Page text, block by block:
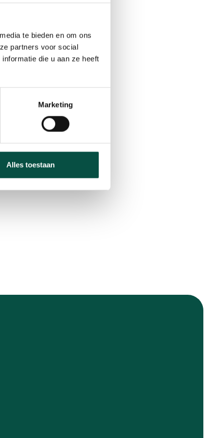
te bieden en om ons
partners voor social
die u aan ze heeft
Marketing
Alles toestaan
van de Ven in het
de arbeidsmarkt en
was hij oprichter
van het
van